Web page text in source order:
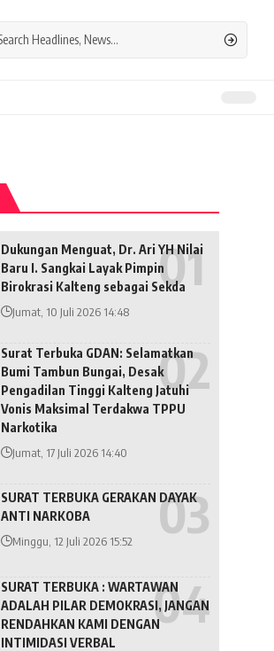
Dukungan Menguat, Dr. Ari YH Nilai
Baru I. Sangkai Layak Pimpin
Birokrasi Kalteng sebagai Sekda
Jumat, 10 Juli 2026 14:48
Surat Terbuka GDAN: Selamatkan
Bumi Tambun Bungai, Desak
Pengadilan Tinggi Kalteng Jatuhi
Vonis Maksimal Terdakwa TPPU
Narkotika
Jumat, 17 Juli 2026 14:40
SURAT TERBUKA GERAKAN DAYAK
ANTI NARKOBA
Minggu, 12 Juli 2026 15:52
SURAT TERBUKA : WARTAWAN
ADALAH PILAR DEMOKRASI, JANGAN
RENDAHKAN KAMI DENGAN
INTIMIDASI VERBAL